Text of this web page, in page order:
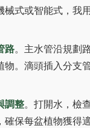
械式或智能式，我
路。主水管沿規劃
物。滴頭插入分支
調整。打開水，檢
保每盆植物獲得適